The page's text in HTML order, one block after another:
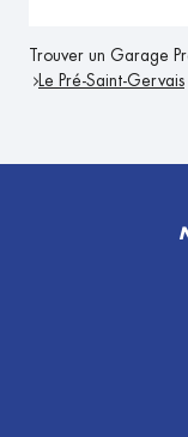
Trouver un Garage
Le Pré-Saint-Gervais